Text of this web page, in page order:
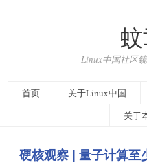
Linux中国社区
首页 关于Linux中国
关于
硬核观察 | 量子计算至